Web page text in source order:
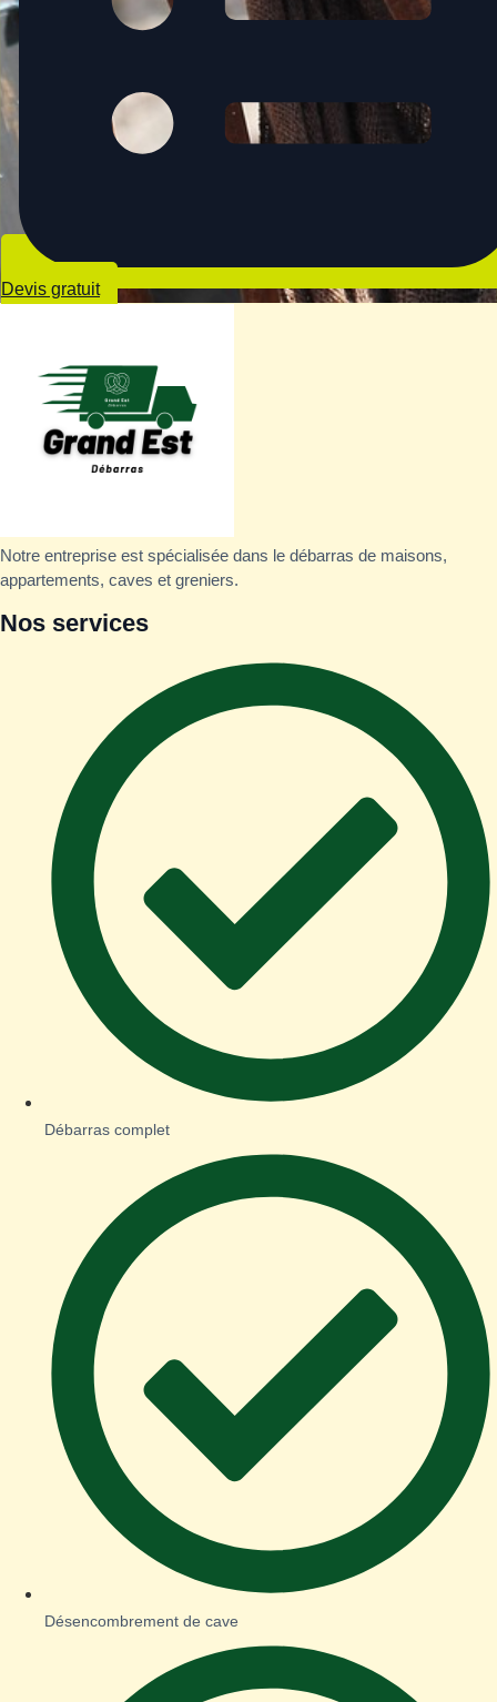
Devis gratuit
Notre entreprise est spécialisée dans le débarras de maisons,
appartements, caves et greniers.
Nos services
Débarras complet
Désencombrement de cave